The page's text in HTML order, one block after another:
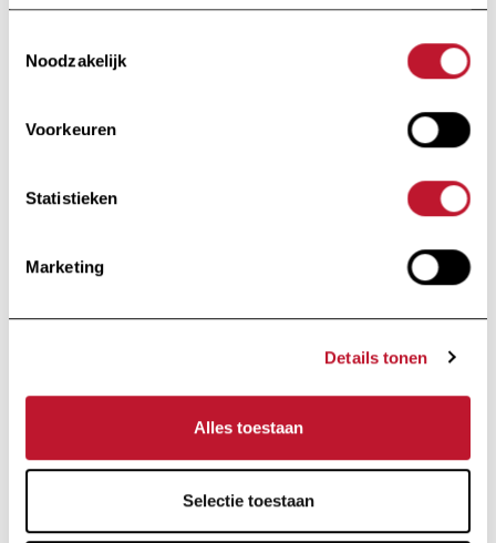
Noodzakelijk
Voorkeuren
Statistieken
Marketing
Details tonen
Alles toestaan
Selectie toestaan
sclerosis; n-back task; working
Bekijk de
Bekijk de publicatie
blijven
Ontvang alle informatie met betrekking tot
rechtstreeks in je inbox.